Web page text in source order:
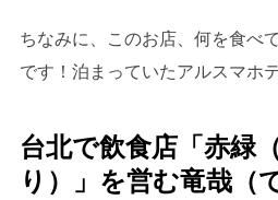
ちなみに、このお店、何を食べ
です！泊まっていたアルスマホ
台北で飲食店「赤緑
り）」を営む竜哉（